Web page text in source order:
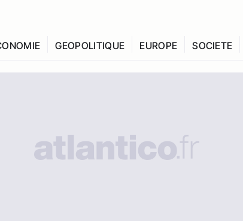
GEOPOLITIQUE EUROPE SOCIETE